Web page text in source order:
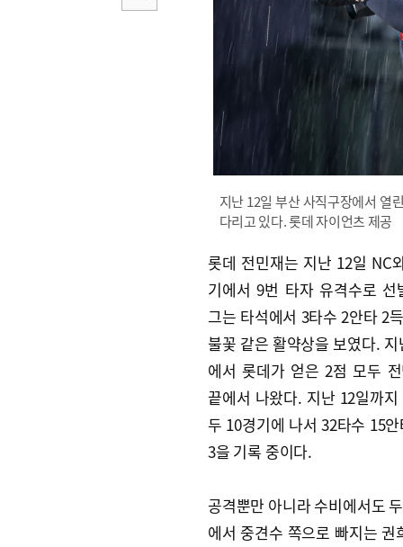
지난 12일 부산 사직구장에서 열
다리고 있다. 롯데 자이언츠 제공
롯데 전민재는 지난 12일 NC
기에서 9번 타자 유격수로 선
그는 타석에서 3타수 2안타 2
불꽃 같은 활약상을 보였다.
에서 롯데가 얻은 2점 모두
끝에서 나왔다. 지난 12일까
두 10경기에 나서 32타수 15
3을 기록 중이다.
공격뿐만 아니라 수비에서도
에서 중견수 쪽으로 빠지는